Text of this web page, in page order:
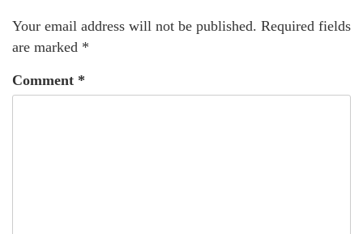
Your email address will not be published. Required fields
are marked *
Comment *